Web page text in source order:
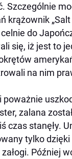
Szczególnie
krążownik „Salt
do
się, iż jest to
na nim
zalana
czas stanęły.
tylko
Później